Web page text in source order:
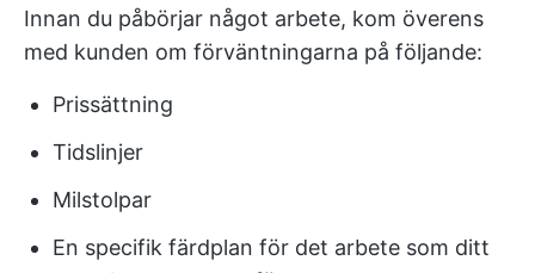
Innan du påbörjar något arbete, kom överens
med kunden om förväntningarna på följande:
Prissättning
Tidslinjer
Milstolpar
En specifik färdplan för det arbete som ditt